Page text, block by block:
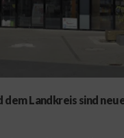
Landkreis sind